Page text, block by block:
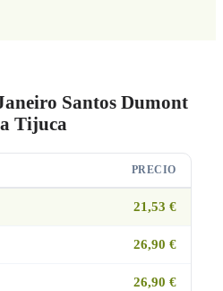
Santos Dumont
Tijuca
PRECIO
21,53 €
26,90 €
26,90 €